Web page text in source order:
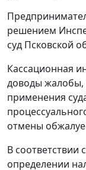
решением
суд Псковской
Кассационная
доводы жалобы,
применения
отмены
В соответствии с
определении